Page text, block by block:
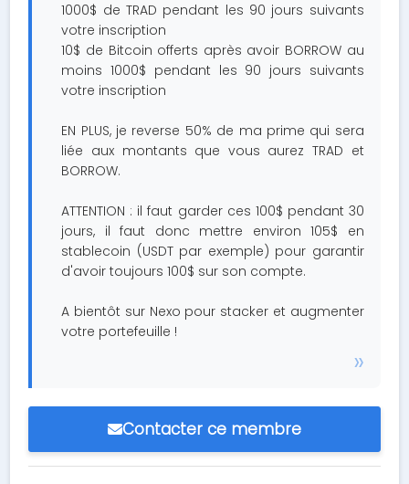
1000$ de TRAD pendant les 90 jours suivants
votre inscription
10$ de Bitcoin offerts après avoir BORROW au
moins 1000$ pendant les 90 jours suivants
votre inscription
EN PLUS, je reverse 50% de ma prime qui sera
liée aux montants que vous aurez TRAD et
BORROW.
ATTENTION : il faut garder ces 100$ pendant 30
jours, il faut donc mettre environ 105$ en
stablecoin (USDT par exemple) pour garantir
d'avoir toujours 100$ sur son compte.
A bientôt sur Nexo pour stacker et augmenter
votre portefeuille !
Contacter ce membre